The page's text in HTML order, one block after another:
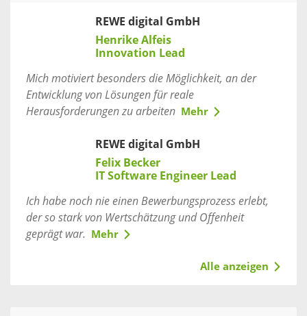
REWE digital GmbH
Henrike Alfeis
Innovation Lead
Mich motiviert besonders die Möglichkeit, an der
Entwicklung von Lösungen für reale
Herausforderungen zu arbeiten
Mehr
REWE digital GmbH
Felix Becker
IT Software Engineer Lead
Ich habe noch nie einen Bewerbungsprozess erlebt,
der so stark von Wertschätzung und Offenheit
geprägt war.
Mehr
Alle anzeigen